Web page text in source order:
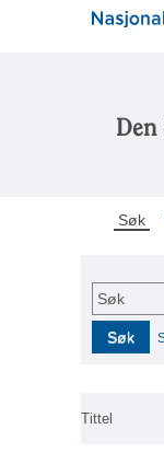
Søk
Søk
Søk
Tittel